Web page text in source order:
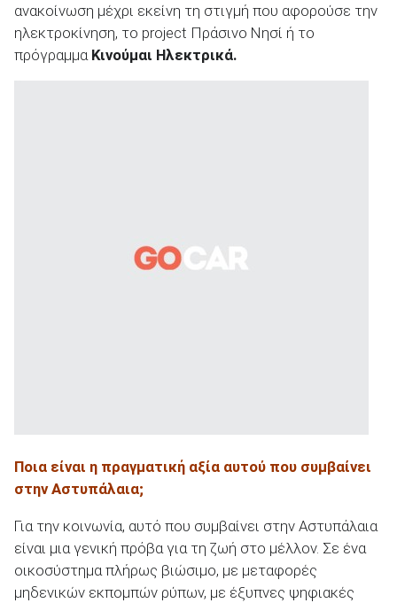
ανακοίνωση μέχρι εκείνη τη στιγμή που αφορούσε την
ηλεκτροκίνηση, το project Πράσινο Νησί ή το
πρόγραμμα Κινούμαι Ηλεκτρικά.
Ποια είναι η πραγματική αξία αυτού που συμβαίνει
στην Αστυπάλαια;
Για την κοινωνία, αυτό που συμβαίνει στην Αστυπάλαια
είναι μια γενική πρόβα για τη ζωή στο μέλλον. Σε ένα
οικοσύστημα πλήρως βιώσιμο, με μεταφορές
μηδενικών εκπομπών ρύπων, με έξυπνες ψηφιακές